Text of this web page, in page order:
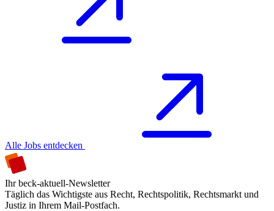
Alle Jobs entdecken
Ihr beck-aktuell-Newsletter
Täglich das Wichtigste aus Recht, Rechtspolitik, Rechtsmarkt und
Justiz in Ihrem Mail-Postfach.